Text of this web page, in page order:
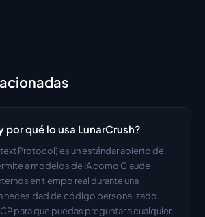
por qué lo usa LunarCrush?
Protocol) es un estándar abierto de
a modelos de IA como Claude
en tiempo real durante una
necesidad de código personalizado.
para que puedas preguntar a cualquier